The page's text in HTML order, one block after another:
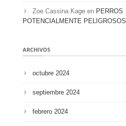
Zoe Cassina Kage en PERROS
POTENCIALMENTE PELIGROSOS
ARCHIVOS
octubre 2024
septiembre 2024
febrero 2024